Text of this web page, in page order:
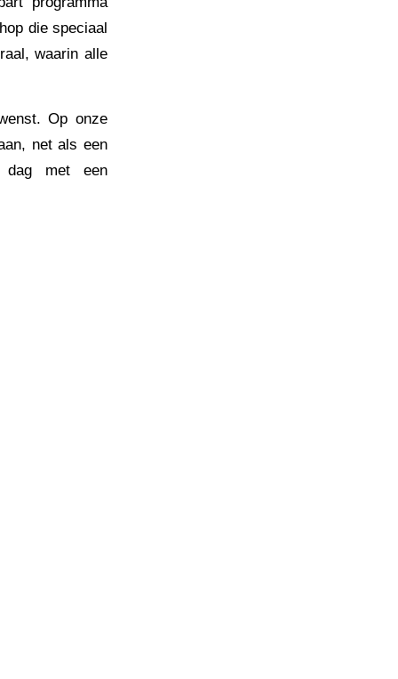
die speciaal
waarin alle
Op onze
net als een
dag met een